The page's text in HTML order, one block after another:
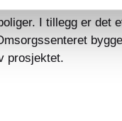
I tillegg er det
prosjektet.